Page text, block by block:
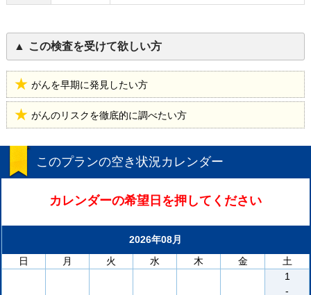
この検査を受けて欲しい方
がんを早期に発見したい方
がんのリスクを徹底的に調べたい方
このプランの空き状況カレンダー
カレンダーの希望日を押してください
2026年08月
日
月 火 水 木 金
土
1
-